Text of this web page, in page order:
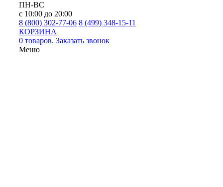
ПН-ВС
с 10:00 до 20:00
8 (800) 302-77-06 8 (499) 348-15-11
КОРЗИНА
0 товаров. Заказать звонок
Меню